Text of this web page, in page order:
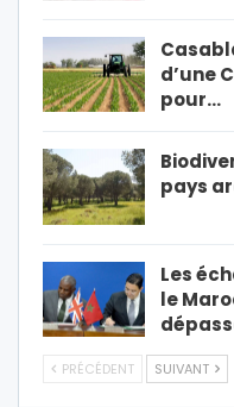
d’une
pour…
pays
Les
le
PRÉCÉDENT SUIVANT